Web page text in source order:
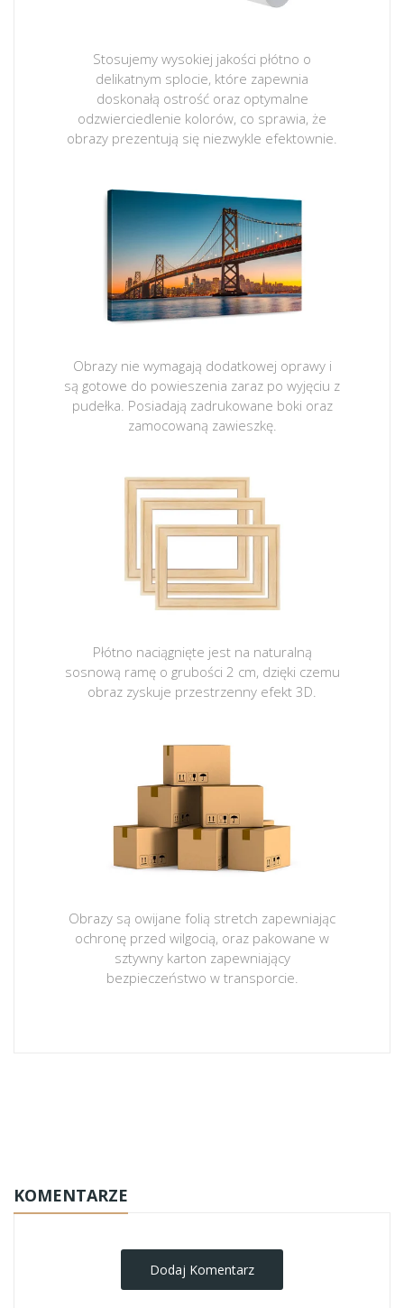
Stosujemy wysokiej jakości płótno o
delikatnym splocie, które zapewnia
doskonałą ostrość oraz optymalne
odzwierciedlenie kolorów, co sprawia, że
obrazy prezentują się niezwykle efektownie.
Obrazy nie wymagają dodatkowej oprawy i
są gotowe do powieszenia zaraz po wyjęciu z
pudełka. Posiadają zadrukowane boki oraz
zamocowaną zawieszkę.
Płótno naciągnięte jest na naturalną
sosnową ramę o grubości 2 cm, dzięki czemu
obraz zyskuje przestrzenny efekt 3D.
Obrazy są owijane folią stretch zapewniając
ochronę przed wilgocią, oraz pakowane w
sztywny karton zapewniający
bezpieczeństwo w transporcie.
KOMENTARZE
Dodaj Komentarz